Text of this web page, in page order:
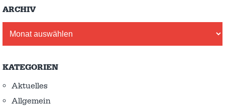
ARCHIV
KATEGORIEN
Aktuelles
Allgemein